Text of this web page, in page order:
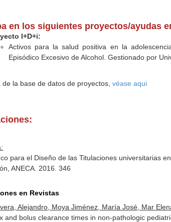
en los siguientes proyectos/ayudas
I+D+i:
Activos para la salud positiva en la
Episódico Excesivo de Alcohol. Gestionado por
de la base de datos de proyectos,véase aqui
para el Diseño de las Titulaciones universitarias
ANECA. 2016. 346
en Revistas
Alejandro, Moya Jiménez, María José, Mar
and bolus clearance times in non-pathologic